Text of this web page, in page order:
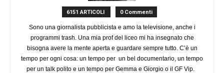
6151 ARTICOLI 0 Commenti
Sono una giornalista pubblicista e amo la televisione, anche i
programmi trash. Una mia prof del liceo mi ha insegnato che
bisogna avere la mente aperta e guardare sempre tutto. C’è un
tempo per ogni cosa: un tempo per un bel documentario, un tempo
per un talk polito e un tempo per Gemma e Giorgio o il GF Vip.